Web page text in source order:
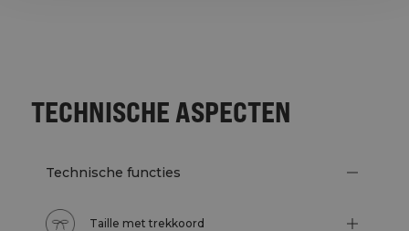
TECHNISCHE ASPECTEN
Technische functies
Taille met trekkoord